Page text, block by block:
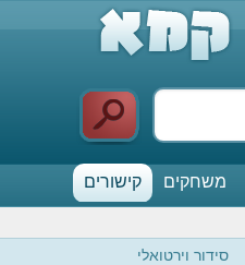
משחקים
קישורים
סידור וירטואלי